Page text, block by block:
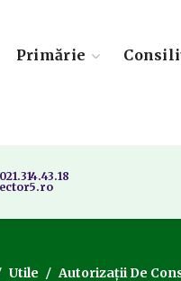
Primărie
Utile Autorizații De